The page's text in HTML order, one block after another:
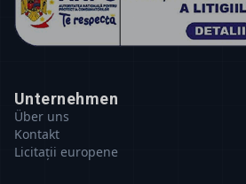
Unternehmen
Über uns
Kontakt
Licitații europene